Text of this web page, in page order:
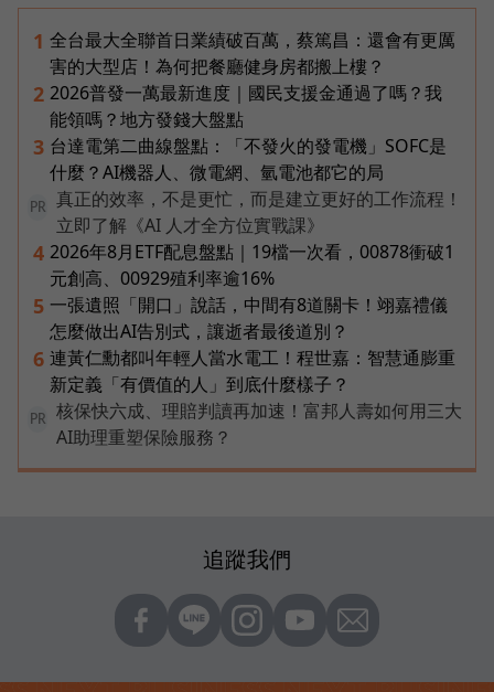
1 全台最大全聯首日業績破百萬，蔡篤昌：還會有更厲
害的大型店！為何把餐廳健身房都搬上樓？
2 2026普發一萬最新進度｜國民支援金通過了嗎？我
能領嗎？地方發錢大盤點
3 台達電第二曲線盤點：「不發火的發電機」SOFC是
什麼？AI機器人、微電網、氫電池都它的局
PR
真正的效率，不是更忙，而是建立更好的工作流程！
立即了解《AI 人才全方位實戰課》
4 2026年8月ETF配息盤點｜19檔一次看，00878衝破1
元創高、00929殖利率逾16%
5 一張遺照「開口」說話，中間有8道關卡！翊嘉禮儀
怎麼做出AI告別式，讓逝者最後道別？
6 連黃仁勳都叫年輕人當水電工！程世嘉：智慧通膨重
新定義「有價值的人」到底什麼樣子？
PR
核保快六成、理賠判讀再加速！富邦人壽如何用三大
AI助理重塑保險服務？
追蹤我們